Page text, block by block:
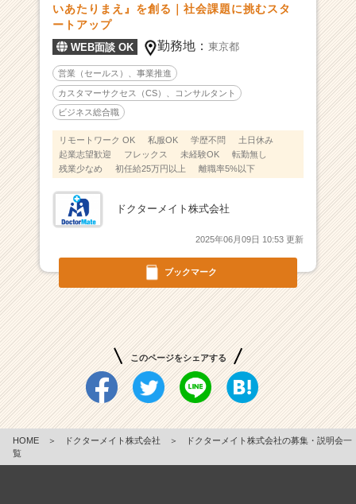
T】
金
調
達
1
億
円
を
達
デ
課
題
解
を
目
指
ブックマーク
いあたりまえ』を創る｜社会課題に挑むスタ
ートアップ
WEB面談 OK 勤務地：東京都
営業（セールス）、事業推進
カスタマーサクセス（CS）、コンサルタント
ビジネス総合職
リモートワーク OK 私服OK 学歴不問
土日休み
起業志望歓迎
フレックス 未経験OK
転勤無し
残業少なめ
初任給25万円以上 離職率5%以下
ドクターメイト株式会社
2025年06月09日 10:53 更新
このページをシェアする
HOME ＞ ドクターメイト株式会社 ＞
ドクターメイト株式会社の募集・説明会一
覧